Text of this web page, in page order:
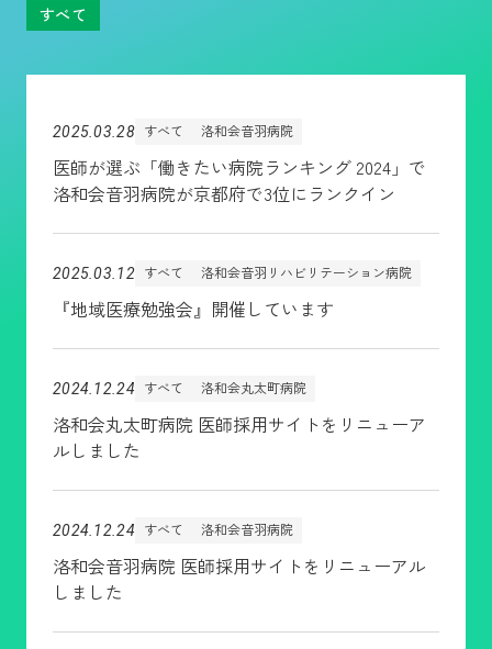
すべて
2025.03.28 すべて 洛和会音羽病院
医師が選ぶ「働きたい病院ランキング 2024」で
洛和会音羽病院が京都府で3位にランクイン
2025.03.12 すべて 洛和会音羽リハビリテーション病院
『地域医療勉強会』開催しています
2024.12.24 すべて 洛和会丸太町病院
洛和会丸太町病院 医師採用サイトをリニューア
ルしました
2024.12.24 すべて 洛和会音羽病院
洛和会音羽病院 医師採用サイトをリニューアル
しました